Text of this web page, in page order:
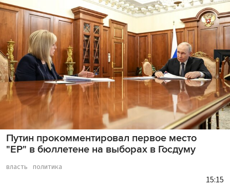
Путин прокомментировал первое место
"ЕР" в бюллетене на выборах в Госдуму
власть политика
15:15